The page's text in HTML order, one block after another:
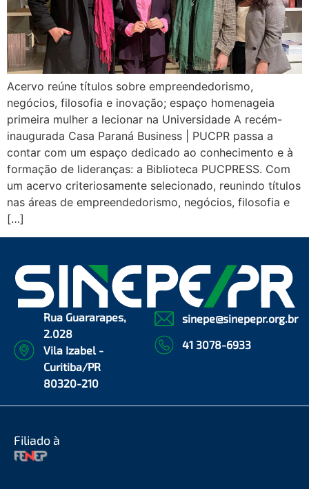
Acervo reúne títulos sobre empreendedorismo,
negócios, filosofia e inovação; espaço homenageia
primeira mulher a lecionar na Universidade A recém-
inaugurada Casa Paraná Business | PUCPR passa a
contar com um espaço dedicado ao conhecimento e à
formação de lideranças: a Biblioteca PUCPRESS. Com
um acervo criteriosamente selecionado, reunindo títulos
nas áreas de empreendedorismo, negócios, filosofia e
[…]
Rua Guararapes,
2.028
Vila Izabel -
Curitiba/PR
80320-210
sinepe@sinepepr.org.br
41 3078-6933
Filiado à